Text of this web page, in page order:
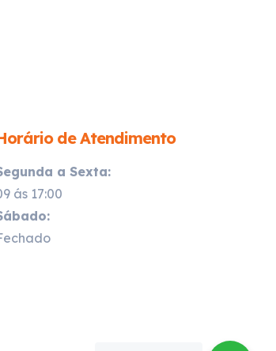
de Atendimento
a Sexta:
ás 17:00